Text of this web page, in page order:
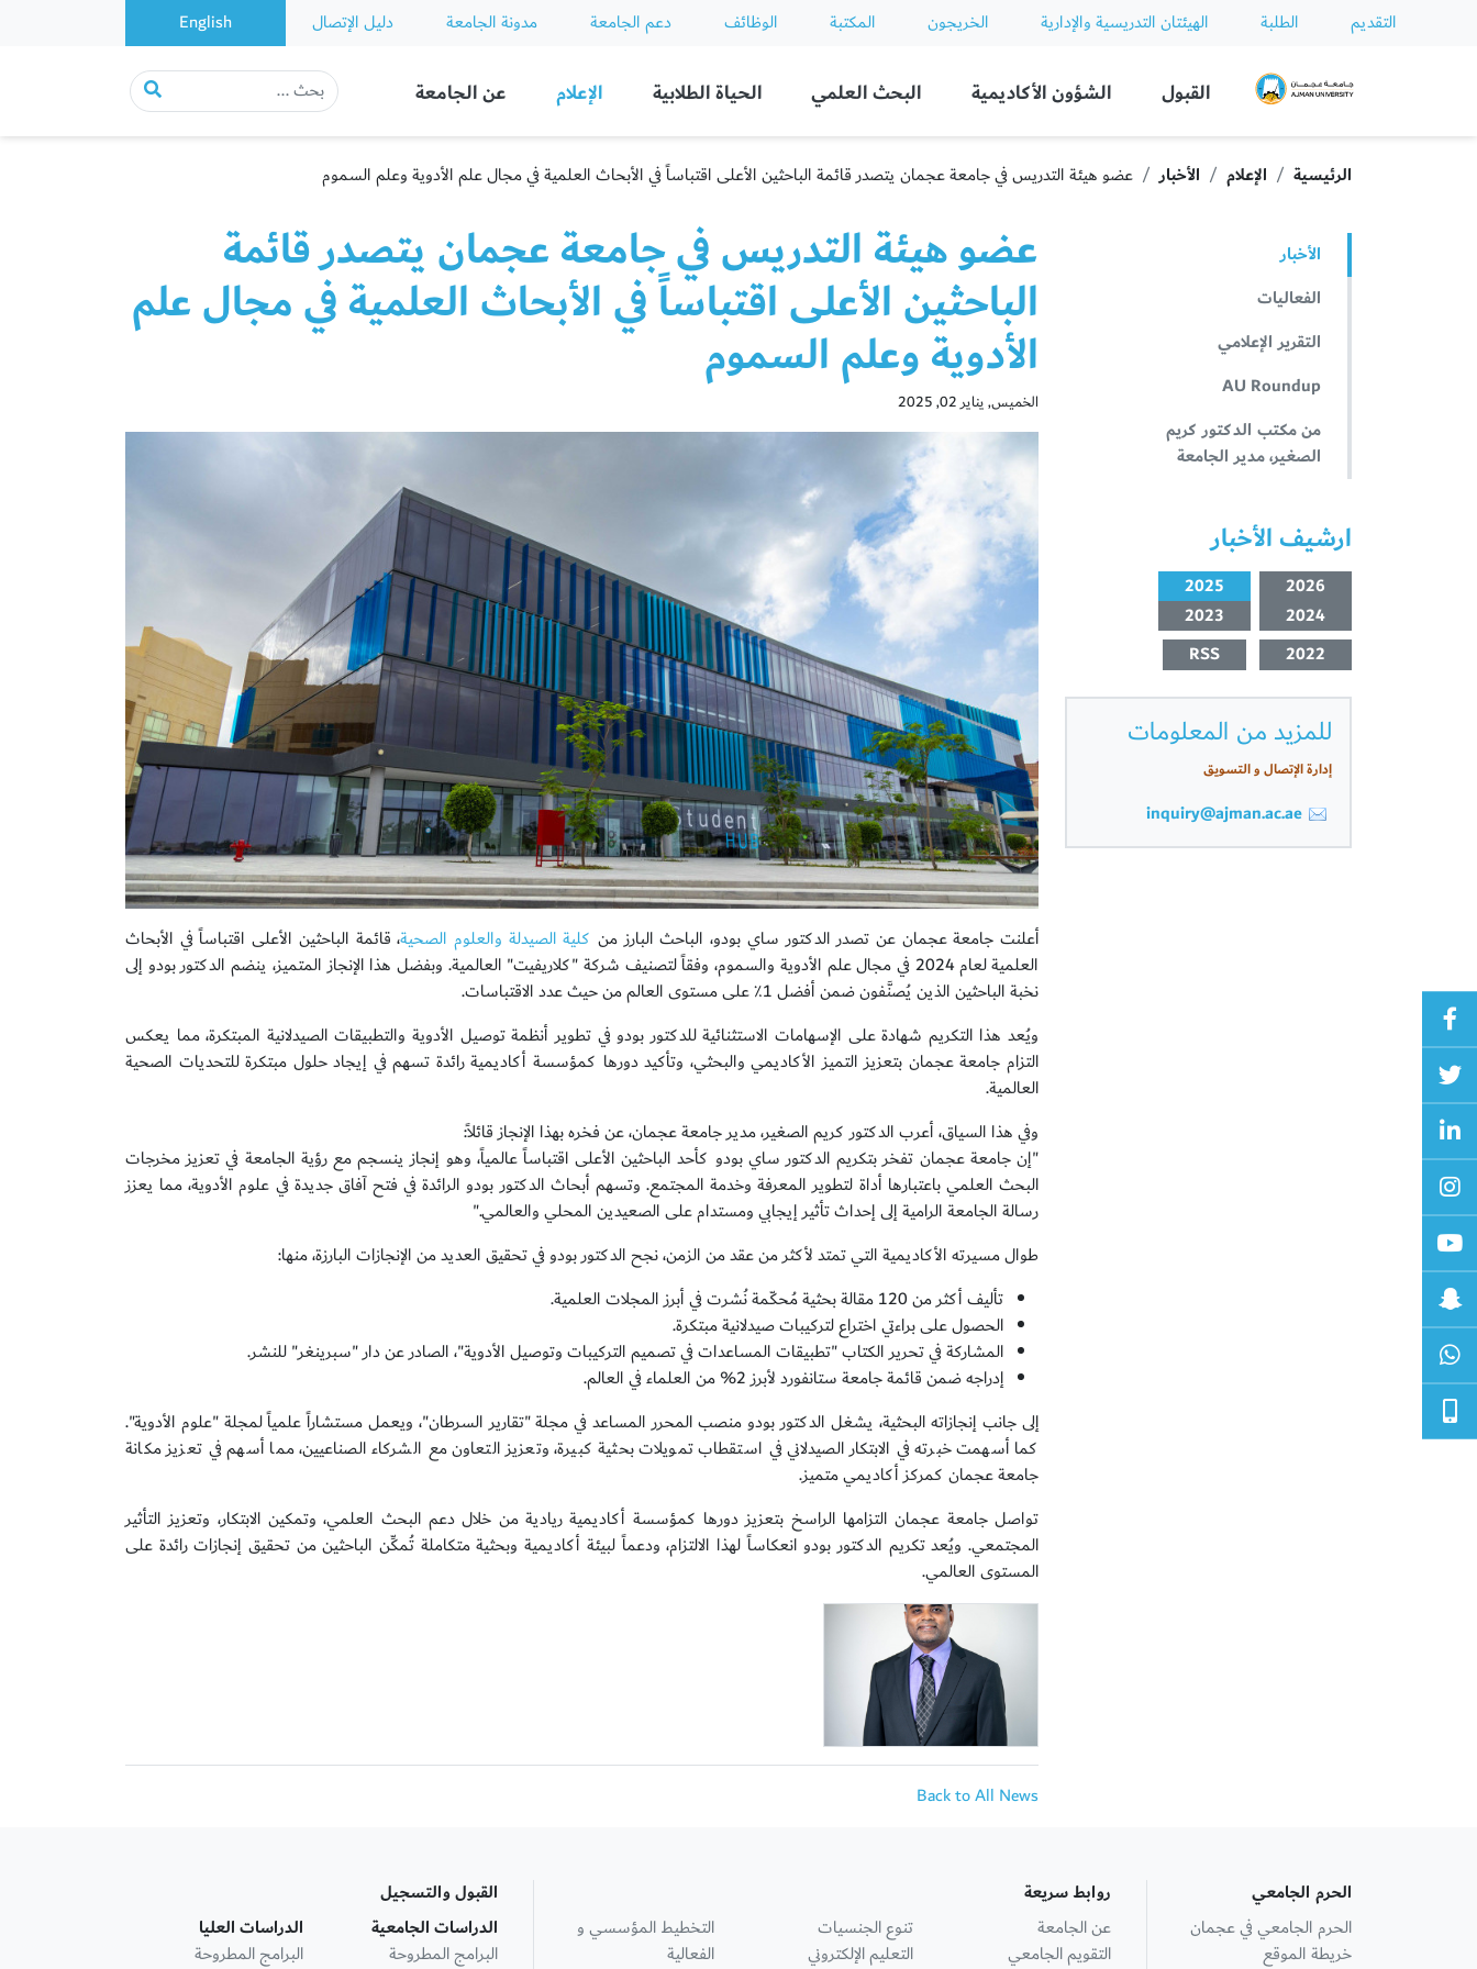
التقديم الطلبة الهيئتان التدريسية والإدارية الخريجون المكتبة الوظائف دعم الجامعة مدونة الجامعة دليل الإتصال English
Ajman University
القبول الشؤون الأكاديمية البحث العلمي الحياة الطلابية الإعلام عن الجامعة
الرئيسية الإعلام الأخبار عضو هيئة التدريس في جامعة عجمان يتصدر قائمة الباحثين الأعلى اقتباساً في الأبحاث العلمية في مجال علم الأدوية وعلم السموم
الأخبار
الفعاليات
التقرير الإعلامي
AU Roundup
من مكتب الدكتور كريم
الصغير، مدير الجامعة
ارشيف الأخبار
2026
2025
2024
2023
2022
RSS
للمزيد من المعلومات
إدارة الإتصال و التسويق
inquiry@ajman.ac.ae
عضو هيئة التدريس في جامعة عجمان يتصدر قائمة
الباحثين الأعلى اقتباساً في الأبحاث العلمية في مجال علم
الأدوية وعلم السموم
الخميس, يناير 02, 2025
أعلنت جامعة عجمان عن تصدر الدكتور ساي بودو، الباحث البارز منكلية الصيدلة والعلوم الصحية، قائمة الباحثين الأعلى اقتباساً في الأبحاث
العلمية لعام 2024 في مجال علم الأدوية والسموم، وفقاً لتصنيف شركة "كلاريفيت" العالمية. وبفضل هذا الإنجاز المتميز، ينضم الدكتور بودو إلى
نخبة الباحثين الذين يُصنَّفون ضمن أفضل 1٪ على مستوى العالم من حيث عدد الاقتباسات.
ويُعد هذا التكريم شهادة على الإسهامات الاستثنائية للدكتور بودو في تطوير أنظمة توصيل الأدوية والتطبيقات الصيدلانية المبتكرة، مما يعكس
التزام جامعة عجمان بتعزيز التميز الأكاديمي والبحثي، وتأكيد دورها كمؤسسة أكاديمية رائدة تسهم في إيجاد حلول مبتكرة للتحديات الصحية
العالمية.
وفي هذا السياق، أعرب الدكتور كريم الصغير، مدير جامعة عجمان، عن فخره بهذا الإنجاز قائلاً:
"إن جامعة عجمان تفخر بتكريم الدكتور ساي بودو كأحد الباحثين الأعلى اقتباساً عالمياً، وهو إنجاز ينسجم مع رؤية الجامعة في تعزيز مخرجات
البحث العلمي باعتبارها أداة لتطوير المعرفة وخدمة المجتمع. وتسهم أبحاث الدكتور بودو الرائدة في فتح آفاق جديدة في علوم الأدوية، مما يعزز
رسالة الجامعة الرامية إلى إحداث تأثير إيجابي ومستدام على الصعيدين المحلي والعالمي."
طوال مسيرته الأكاديمية التي تمتد لأكثر من عقد من الزمن، نجح الدكتور بودو في تحقيق العديد من الإنجازات البارزة، منها:
تأليف أكثر من 120 مقالة بحثية مُحكّمة نُشرت في أبرز المجلات العلمية.
الحصول على براءتي اختراع لتركيبات صيدلانية مبتكرة.
المشاركة في تحرير الكتاب "تطبيقات المساعدات في تصميم التركيبات وتوصيل الأدوية"، الصادر عن دار "سبرينغر" للنشر.
إدراجه ضمن قائمة جامعة ستانفورد لأبرز 2% من العلماء في العالم.
إلى جانب إنجازاته البحثية، يشغل الدكتور بودو منصب المحرر المساعد في مجلة "تقارير السرطان"، ويعمل مستشاراً علمياً لمجلة "علوم الأدوية".
كما أسهمت خبرته في الابتكار الصيدلاني في استقطاب تمويلات بحثية كبيرة، وتعزيز التعاون مع الشركاء الصناعيين، مما أسهم في تعزيز مكانة
جامعة عجمان كمركز أكاديمي متميز.
تواصل جامعة عجمان التزامها الراسخ بتعزيز دورها كمؤسسة أكاديمية ريادية من خلال دعم البحث العلمي، وتمكين الابتكار، وتعزيز التأثير
المجتمعي. ويُعد تكريم الدكتور بودو انعكاساً لهذا الالتزام، ودعماً لبيئة أكاديمية وبحثية متكاملة تُمكِّن الباحثين من تحقيق إنجازات رائدة على
المستوى العالمي.
Back to All News
الحرم الجامعي
الحرم الجامعي في عجمان
خريطة الموقع
روابط سريعة
عن الجامعة
التقويم الجامعي
تنوع الجنسيات
التعليم الإلكتروني
التخطيط المؤسسي و
الفعالية
القبول والتسجيل
الدراسات الجامعية
البرامج المطروحة
الدراسات العليا
البرامج المطروحة